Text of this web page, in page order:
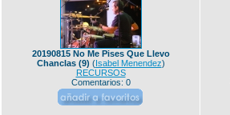
20190815 No Me Pises Que Llevo
Chanclas (9) (Isabel Menendez)
RECURSOS
Comentarios: 0